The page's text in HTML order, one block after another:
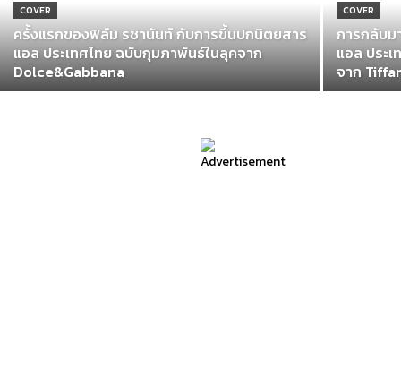
COVER
ครั้งแรกของฟิล์ม รชานันท์ กับการขึ้นปกนิตยสาร
แอล ประเทศไทย ฉบับกุมภาพันธ์ในลุคจาก
Dolce&Gabbana
COVER
การกลับม
แอล ประ
จาก